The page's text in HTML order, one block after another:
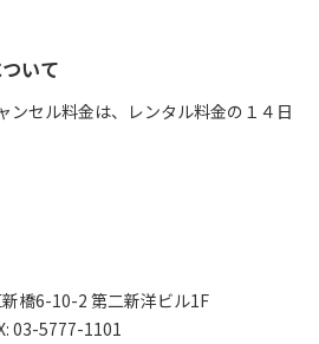
いて
ンセル料金は、レンタル料金の１４日
橋6-10-2 第二新洋ビル1F
03-5777-1101